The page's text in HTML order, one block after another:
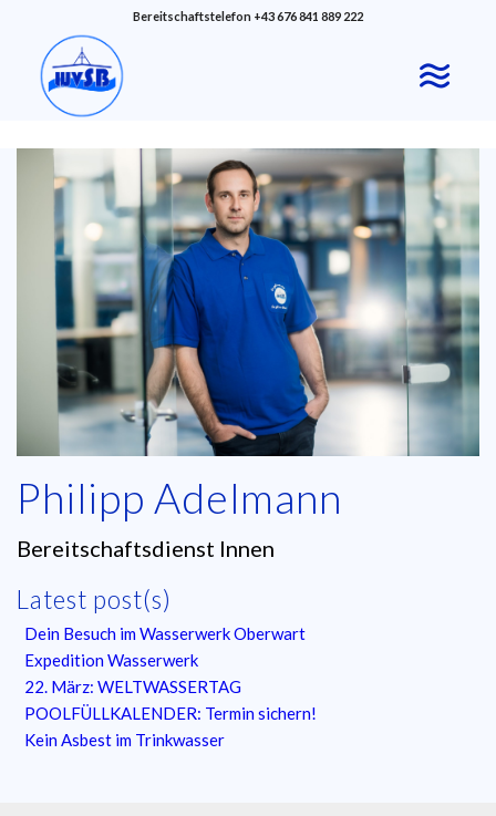
Bereitschaftstelefon +43 676 841 889 222
Philipp Adelmann
Bereitschaftsdienst Innen
Latest post(s)
Dein Besuch im Wasserwerk Oberwart
Expedition Wasserwerk
22. März: WELTWASSERTAG
POOLFÜLLKALENDER: Termin sichern!
Kein Asbest im Trinkwasser